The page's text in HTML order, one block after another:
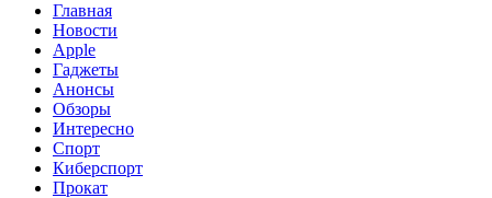
Главная
Новости
Apple
Гаджеты
Анонсы
Обзоры
Интересно
Спорт
Киберспорт
Прокат